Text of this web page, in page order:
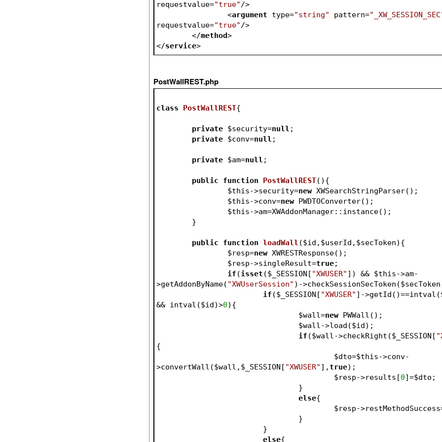
requestvalue="true" />
<argument type="string" pattern=
requestvalue="true" />
</method>
</service>
PostWallREST.php
class PostWallREST
private $security=null ;
private $conv=null ;
private $am=null ;
public function PostWallREST() {
$this->security=new XWSearchStringParser();
$this->conv=new PWDTOConverter();
$this->am=XWAddonManager::instance();
	}
public function loadWall ($id , $userId , $secToken) {
$resp=new XWRESTResponse();
$resp->singleResult=true;
if (isset ($_SESSION [ "XWUSER" ]) && $this->am-
>getAddonByName( "XWUserSession" )->checkSessionSecToken($secToken
if ($_SESSION [ "XWUSER" ]->getId()==intval(
&& intval($id)>0){
$wall=new PWWall();
$wall ->load($id
if ($wall ->checkRight($_SESSION [
{
$dto=$this->conv-
>convertWall($wall , $_SESSION [ "XWUSER" ],true);
$resp->results[0]=$dto ;
else{
$resp-
}
}
else{